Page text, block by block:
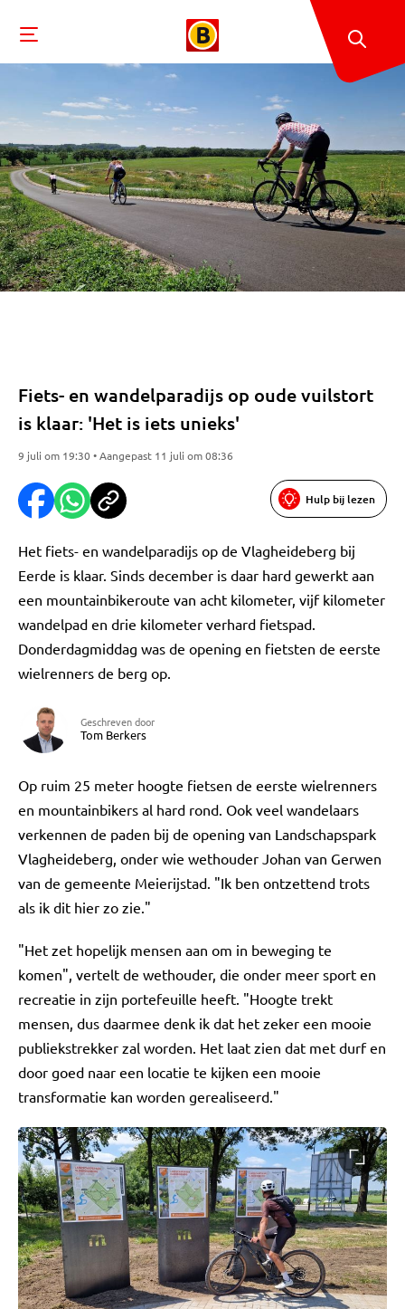
Fiets- en wandelparadijs op oude vuilstort
is klaar: 'Het is iets unieks'
9 juli om 19:30 • Aangepast 11 juli om 08:36
Hulp bij lezen
Het fiets- en wandelparadijs op de Vlagheideberg bij
Eerde is klaar. Sinds december is daar hard gewerkt aan
een mountainbikeroute van acht kilometer, vijf kilometer
wandelpad en drie kilometer verhard fietspad.
Donderdagmiddag was de opening en fietsten de eerste
wielrenners de berg op.
Geschreven door
Tom Berkers
Op ruim 25 meter hoogte fietsen de eerste wielrenners
en mountainbikers al hard rond. Ook veel wandelaars
verkennen de paden bij de opening van Landschapspark
Vlagheideberg, onder wie wethouder Johan van Gerwen
van de gemeente Meierijstad. "Ik ben ontzettend trots
als ik dit hier zo zie."
"Het zet hopelijk mensen aan om in beweging te
komen", vertelt de wethouder, die onder meer sport en
recreatie in zijn portefeuille heeft. "Hoogte trekt
mensen, dus daarmee denk ik dat het zeker een mooie
publiekstrekker zal worden. Het laat zien dat met durf en
door goed naar een locatie te kijken een mooie
transformatie kan worden gerealiseerd."